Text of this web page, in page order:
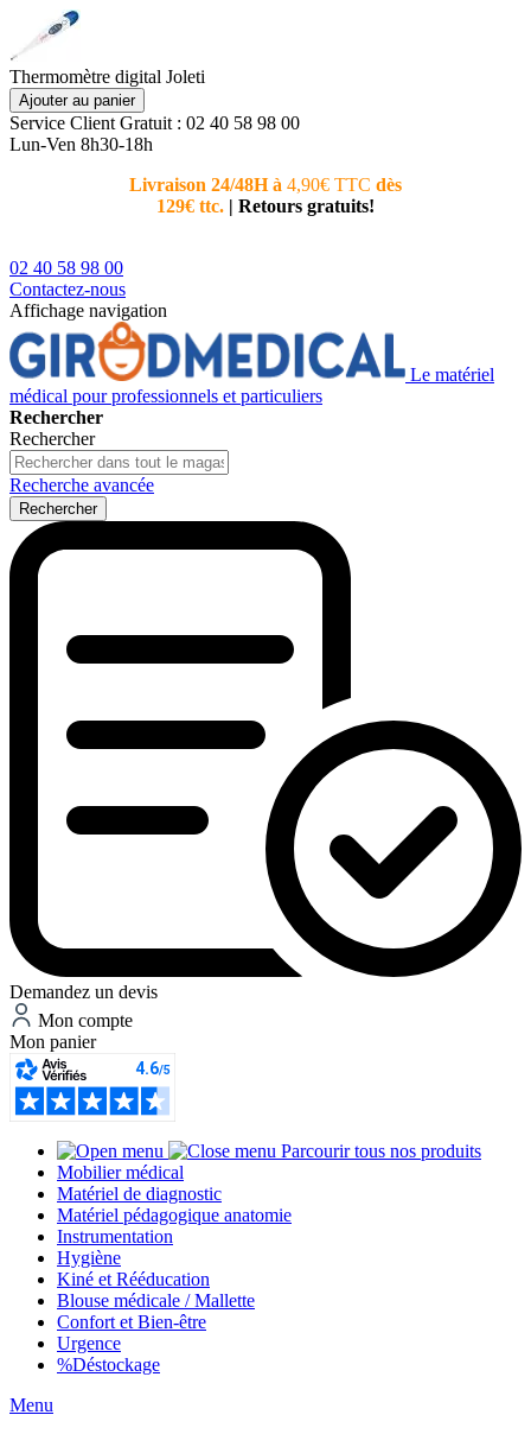
Thermomètre digital Joleti
Ajouter au panier
Service Client Gratuit : 02 40 58 98 00
Lun-Ven 8h30-18h
Livraison 24/48H à 4,90€ TTC dès
129€ ttc. | Retours gratuits!
02 40 58 98 00
Contactez-nous
Affichage navigation
Le matériel
médical pour professionnels et particuliers
Rechercher
Rechercher
Recherche avancée
Rechercher
Demandez un devis
Mon compte
Mon panier
Parcourir tous nos produits
Mobilier médical
Matériel de diagnostic
Matériel pédagogique anatomie
Instrumentation
Hygiène
Kiné et Rééducation
Blouse médicale / Mallette
Confort et Bien-être
Urgence
%Déstockage
Menu